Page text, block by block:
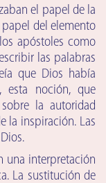
el papel de la
del elemento
apóstoles como
las palabras
que Dios había
esta noción, que
la autoridad
la inspiración. Las
una interpretación
La sustitución de